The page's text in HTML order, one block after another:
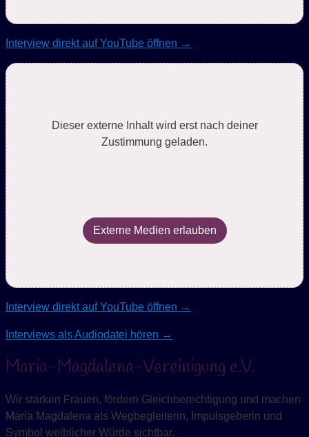
Interview direkt auf YouTube öffnen →
Dieser externe Inhalt wird erst nach deiner
Zustimmung geladen.
Externe Medien erlauben
Interview direkt auf YouTube öffnen →
Interviews als Audiodatei hören →
Maria-Magdalena-Vereinigung e.V.
Wir stärken Frauen, fördern Gleichberechtigung und machen
Maria Magdalena als Wegbegleiterin, Impulsgeberin und
Symbol weiblicher Würde sichtbar.